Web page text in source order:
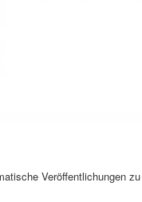
Veröffentlichungen